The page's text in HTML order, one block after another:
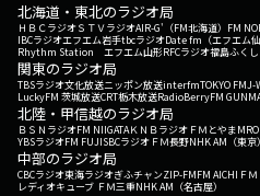
北海道・東北のラジオ局
ＨＢＣラジオＳＴＶラジオAIR-G'（FM北海道） FM
IBCラジオエフエム岩手tbcラジオDate fm（エフエム仙
Rhythm Station エフエム山形RFCラジオ福島ふく
関東のラジオ局
TBSラジオ文化放送ニッポン放送interfmTOKYO FMJ-
LuckyFM 茨城放送CRT栃木放送RadioBerryFM
北陸・甲信越のラジオ局
ＢＳＮラジオFM NIIGATAＫＮＢラジオ ＦＭとやま
YBSラジオFM FUJISBCラジオ ＦＭ長野NHK AM（東京）
中部のラジオ局
CBCラジオ東海ラジオぎふチャンZIP-FMFM AICHI Ｆ
レディオキューブ ＦＭ三重NHK AM（名古屋）